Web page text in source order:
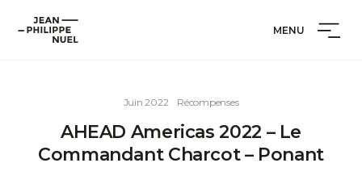
contenu
Jean-
Philippe
MENU
Juin 2022 Récompenses
AHEAD Americas 2022 – Le
Commandant Charcot – Ponant